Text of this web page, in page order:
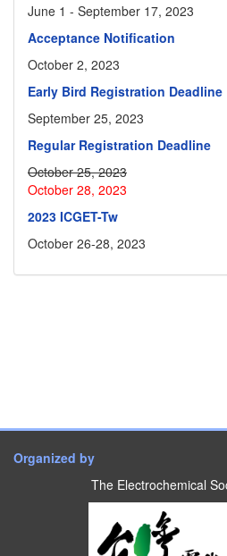
June 1 - September 17, 2023
Acceptance Notification
October 2, 2023
Early Bird Registration Deadline
September 25, 2023
Regular Registration Deadline
October 25, 2023
October 28, 2023
2023 ICGET-Tw
October 26-28, 2023
Organized by
The Electrochemical